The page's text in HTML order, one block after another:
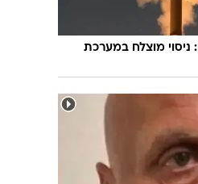
ניסוי מוצלח במערכת